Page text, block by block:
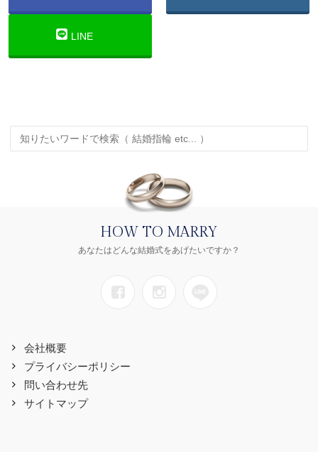
LINE
HOW TO MARRY
あなたはどんな結婚式をあげたいですか？
会社概要
プライバシーポリシー
問い合わせ先
サイトマップ